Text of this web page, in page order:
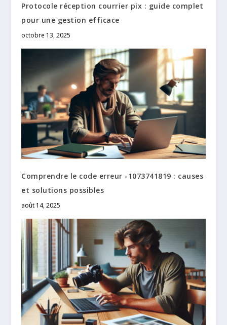
Protocole réception courrier pix : guide complet
pour une gestion efficace
octobre 13, 2025
Comprendre le code erreur -1073741819 : causes
et solutions possibles
août 14, 2025